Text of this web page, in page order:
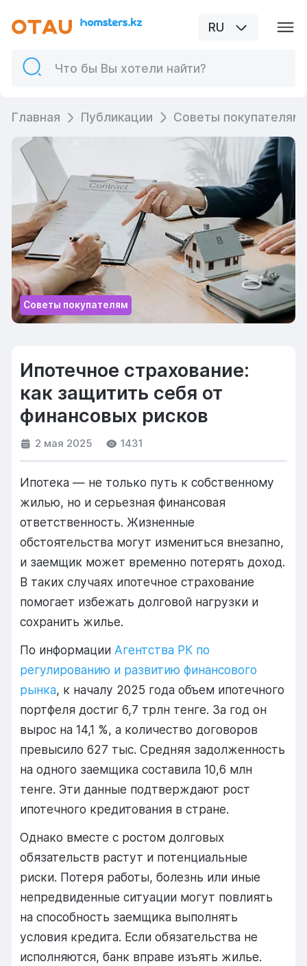
RU
Главная Публикации Советы покупателям
Советы покупателям
Ипотечное страхование:
как защитить себя от
финансовых рисков
2 мая 2025 1431
Ипотека — не только путь к собственному
жилью, но и серьезная финансовая
ответственность. Жизненные
обстоятельства могут измениться внезапно,
и заемщик может временно потерять доход.
В таких случаях ипотечное страхование
помогает избежать долговой нагрузки и
сохранить жилье.
По информации Агентства РК по
регулированию и развитию финансового
рынка, к началу 2025 года объем ипотечного
портфеля достиг 6,7 трлн тенге. За год он
вырос на 14,1 %, а количество договоров
превысило 627 тыс. Средняя задолженность
на одного заемщика составила 10,6 млн
тенге. Эти данные подтверждают рост
ипотечного кредитования в стране.
Однако вместе с ростом долговых
обязательств растут и потенциальные
риски. Потеря работы, болезнь или иные
непредвиденные ситуации могут повлиять
на способность заемщика выполнять
условия кредита. Если обязательства не
исполняются, банк вправе изъять жилье.